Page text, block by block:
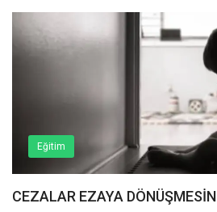
Eğitim
CEZALAR EZAYA DÖNÜŞMESİN